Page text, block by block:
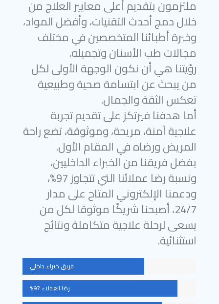
ملتزمون بتقديم أعلى معايير العلاج من
خلال دمج أحدث التقنيات، وأفضل المواد،
وخبرة أطبائنا المتخصصين في مختلف
مجالات طب الأسنان وتجميله.
رؤيتنا هي أن نكون الوجهة الأولى لكل
من يبحث عن ابتسامة صحية وطبيعية
تعكس الثقة والجمال.
أما هدفنا فيرتكز على تقديم تجربة
علاجية آمنة، مريحة، وموثوقة، تضع راحة
المريض ورضاه في المقام الأول.
بفضل فريقنا من الخبراء الداخليين،
ونسبة رضا عملائنا التي تتجاوز 97%،
ودعمنا الإلكتروني المتاح على مدار
24/7، أصبحنا شريكًا موثوقًا لكل من
يسعى لرحلة علاجية متكاملة ونتائج
استثنائية.
فريق خبراء داخلي
رضا العملاء 97%